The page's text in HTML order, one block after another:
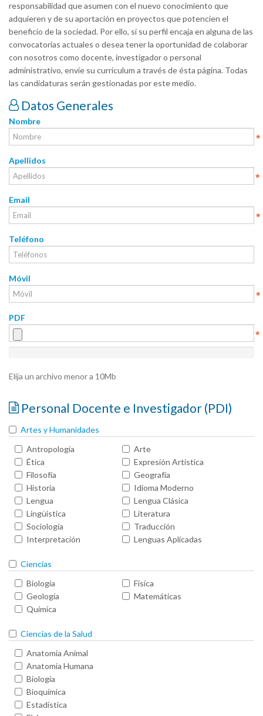
responsabilidad que asumen con el nuevo conocimiento que
adquieren y de su aportación en proyectos que potencien el
beneficio de la sociedad. Por ello, si su perfil encaja en alguna de las
convocatorias actuales o desea tener la oportunidad de colaborar
con nosotros como docente, investigador o personal
administrativo, envíe su currículum a través de ésta página. Todas
las candidaturas serán gestionadas por este medio.
Datos Generales
Nombre
Apellidos
Email
Teléfono
Móvil
PDF
Elija un archivo menor a 10Mb
Personal Docente e Investigador (PDI)
Artes y Humanidades
Antropología
Arte
Ética
Expresión Artística
Filosofía
Geografía
Historia
Idioma Moderno
Lengua
Lengua Clásica
Lingüistica
Literatura
Sociología
Traducción
Interpretación
Lenguas Aplicadas
Ciencias
Biología
Física
Geología
Matemáticas
Química
Ciencias de la Salud
Anatomía Animal
Anatomía Humana
Biología
Bioquímica
Estadística